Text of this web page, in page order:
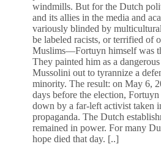
windmills. But for the Dutch
and its allies in the media and
variously blinded by
be labeled racists, or terrified of
Muslims—Fortuyn himself was
They painted him as a
Mussolini out to tyrannize a
minority. The result: on May 6,
days before the election,
down by a far-left activist taken
propaganda. The Dutch
remained in power. For many
hope died that day. [..]